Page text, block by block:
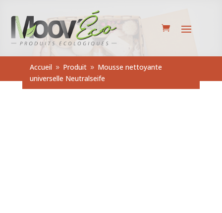
Accueil 9 Produit 9 Mousse nettoyante
universelle Neutralseife